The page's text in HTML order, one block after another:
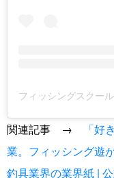
関連記事 →
「好
業。フィッシング遊
釣具業界の業界紙 |